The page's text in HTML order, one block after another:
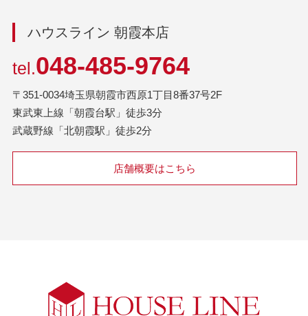
ハウスライン 朝霞本店
tel.048-485-9764
〒351-0034埼玉県朝霞市西原1丁目8番37号2F
東武東上線「朝霞台駅」徒歩3分
武蔵野線「北朝霞駅」徒歩2分
店舗概要はこちら